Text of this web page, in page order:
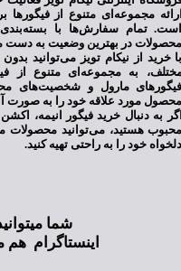
مجموعه‌ای متنوع از فیگورها
تمام سفارش‌ها با
در بهترین وضعیت به دست
خرید از نیکام تویز می‌توانید
به مجموعه‌ای متنوع از
مارول و شخصیت‌های
مورد علاقه خود را به صورت
به دنبال خرید فیگور انیمه،
هستید، می‌توانید محصولات
خود را به راحتی تهیه کنید.
شما
اینستاگرام هم